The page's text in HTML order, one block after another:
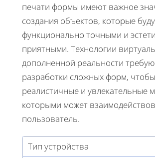
печати формы имеют важное
создания объектов, которые
функционально точными и
приятными. Технологии
дополненной реальности
разработки сложных форм,
реалистичные и увлекательные
которыми может
пользователь.
Тип устройства